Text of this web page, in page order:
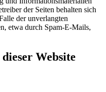
der Seiten behalten sich
der unverlangten
etwa durch Spam-E-Mails,
Website